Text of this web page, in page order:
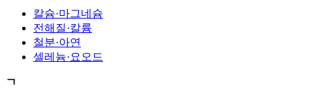
칼슘·마그네슘
전해질·칼륨
철분·아연
셀레늄·요오드
ㄱ